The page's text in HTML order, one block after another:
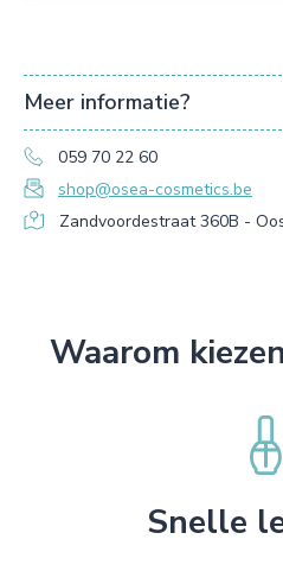
Meer informatie?
059 70 22 60
shop@osea-cosmetics.be
Zandvoordestraat 360B -
Waarom
Snelle